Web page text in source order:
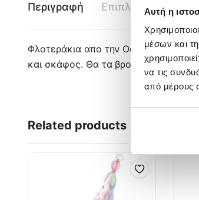
Αυτή η
μέσων και
να τις
από μέρους
Περιγραφή Επιπλέον
Φλοτεράκια απο την Oceanic Team
και σκάφος. Θα τα βρούμε σε δυο
Related products